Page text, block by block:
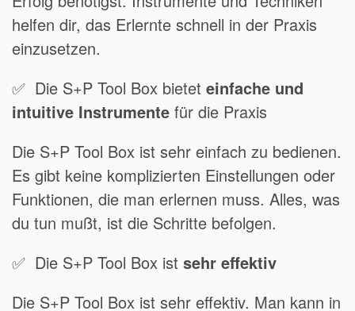
helfen dir, das Erlernte schnell in der Praxis
einzusetzen.
✅ Die S+P Tool Box bietet einfache und
intuitive Instrumente für die Praxis
Die S+P Tool Box ist sehr einfach zu bedienen.
Es gibt keine komplizierten Einstellungen oder
Funktionen, die man erlernen muss. Alles, was
du tun mußt, ist die Schritte befolgen.
✅ Die S+P Tool Box ist sehr effektiv
Die S+P Tool Box ist sehr effektiv. Man kann in